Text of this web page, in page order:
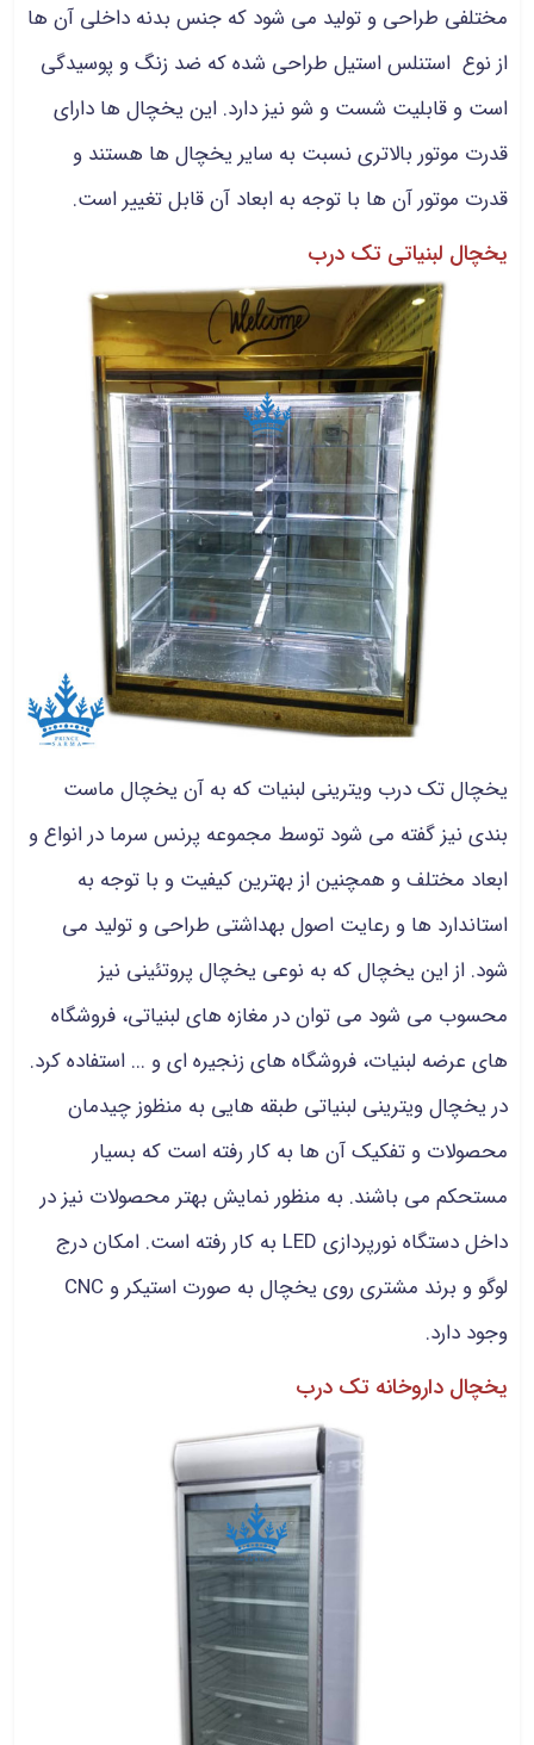
مختلفی طراحی و تولید می شود که جنس بدنه داخلی آن ها
از نوع استنلس استیل طراحی شده که ضد زنگ و پوسیدگی
است و قابلیت شست و شو نیز دارد. این یخچال ها دارای
قدرت موتور بالاتری نسبت به سایر یخچال ها هستند و
قدرت موتور آن ها با توجه به ابعاد آن قابل تغییر است.
یخچال لبنیاتی تک درب
یخچال تک درب ویترینی لبنیات که به آن یخچال ماست
بندی نیز گفته می شود توسط مجموعه پرنس سرما در انواع و
ابعاد مختلف و همچنین از بهترین کیفیت و با توجه به
استاندارد ها و رعایت اصول بهداشتی طراحی و تولید می
شود. از این یخچال که به نوعی یخچال پروتئینی نیز
محسوب می شود می توان در مغازه های لبنیاتی، فروشگاه
های عرضه لبنیات، فروشگاه های زنجیره ای و ... استفاده کرد.
در یخچال ویترینی لبنیاتی طبقه هایی به منظوز چیدمان
محصولات و تفکیک آن ها به کار رفته است که بسیار
مستحکم می باشند. به منظور نمایش بهتر محصولات نیز در
داخل دستگاه نورپردازی LED به کار رفته است. امکان درج
لوگو و برند مشتری روی یخچال به صورت استیکر و CNC
وجود دارد.
یخچال داروخانه تک درب